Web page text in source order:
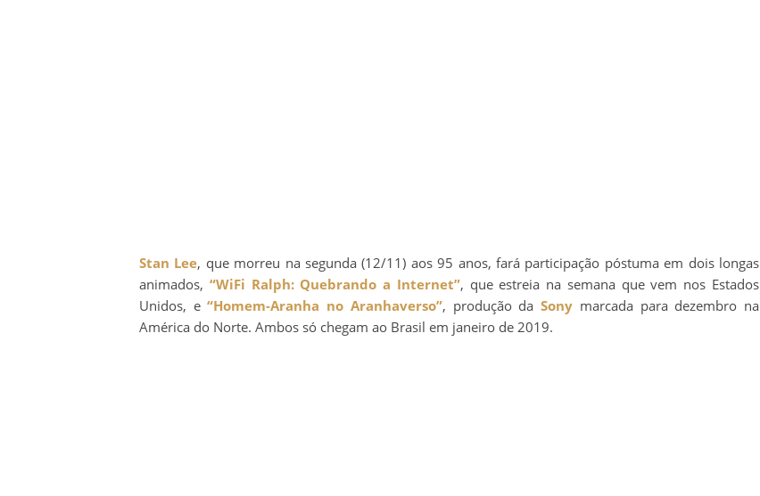
Stan Lee, que morreu na segunda (12/11) aos 95 anos, fará participação póstuma em dois longas
animados, “WiFi Ralph: Quebrando a Internet”, que estreia na semana que vem nos Estados
Unidos, e“Homem-Aranha no Aranhaverso”, produção daSony marcada para dezembro na
América do Norte. Ambos só chegam ao Brasil em janeiro de 2019.